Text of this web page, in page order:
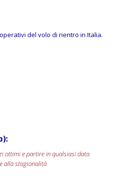
del volo di rientro in Italia.
ottimi e partire in qualsiasi data
alla stagionalità